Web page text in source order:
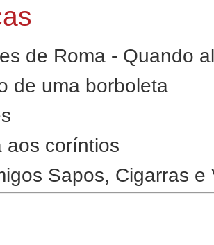
de Roma - Quando
de uma borboleta
aos coríntios
Sapos, Cigarras e